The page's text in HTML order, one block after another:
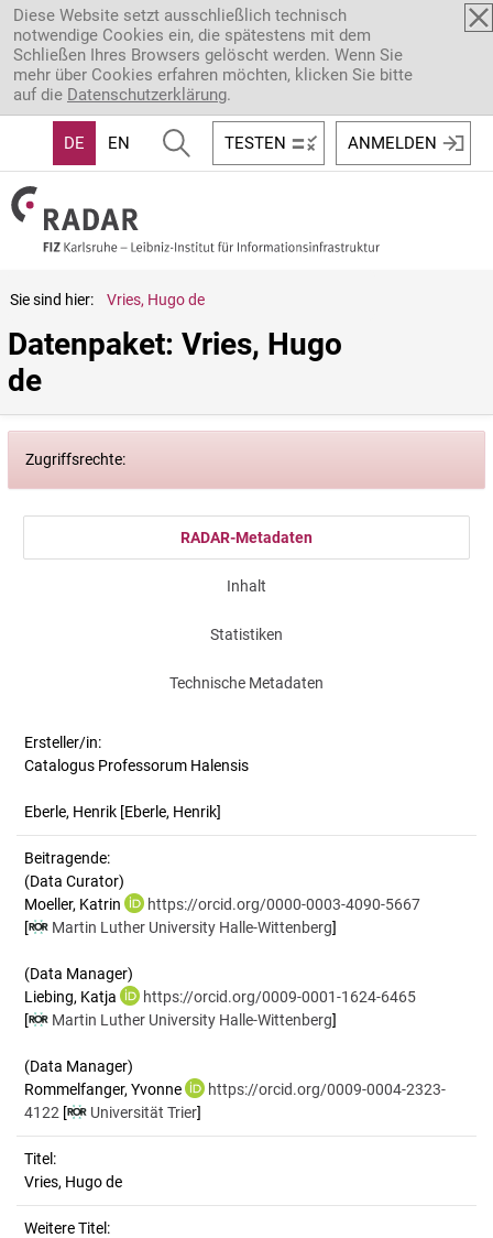
Direkt zum Inhalt
Diese Website setzt ausschließlich technisch
notwendige Cookies ein, die spätestens mit dem
Schließen Ihres Browsers gelöscht werden. Wenn Sie
mehr über Cookies erfahren möchten, klicken Sie bitte
auf die Datenschutzerklärung.
DE EN TESTEN ANMELDEN
Sie sind hier: Vries, Hugo de
Datenpaket: Vries, Hugo
de
Zugriffsrechte:
RADAR-Metadaten
Inhalt
Statistiken
Technische Metadaten
Ersteller/in:
Catalogus Professorum Halensis
Eberle, Henrik [Eberle, Henrik]
Beitragende:
(Data Curator)
Moeller, Katrin
https://orcid.org/0000-0003-4090-5667
[
Martin Luther University Halle-Wittenberg]
(Data Manager)
Liebing, Katja
https://orcid.org/0009-0001-1624-6465
[
Martin Luther University Halle-Wittenberg]
(Data Manager)
Rommelfanger, Yvonne
https://orcid.org/0009-0004-2323-
4122 [ Universität Trier]
Titel:
Vries, Hugo de
Weitere Titel: